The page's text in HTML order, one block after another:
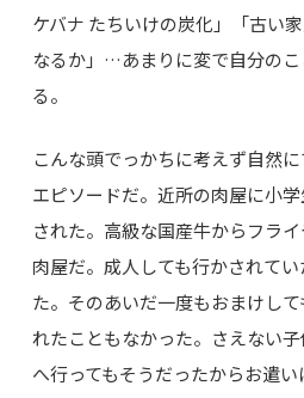
ケバナ たちいけの炭化」「古い
なるか」…あまりに変で自分の
る。
こんな頭でっかちに考えず自然
エピソードだ。近所の肉屋に小
された。高級な国産牛からフラ
肉屋だ。成人しても行かされて
た。そのあいだ一度もおまけし
れたこともなかった。さえない
へ行ってもそうだったからお遣